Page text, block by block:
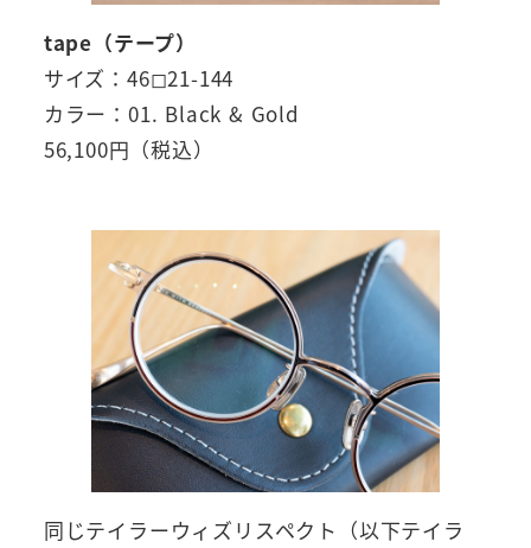
tape（テープ）
サイズ：46◻︎21-144
カラー：01. Black & Gold
56,100円（税込）
同じテイラーウィズリスペクト（以下テイラ